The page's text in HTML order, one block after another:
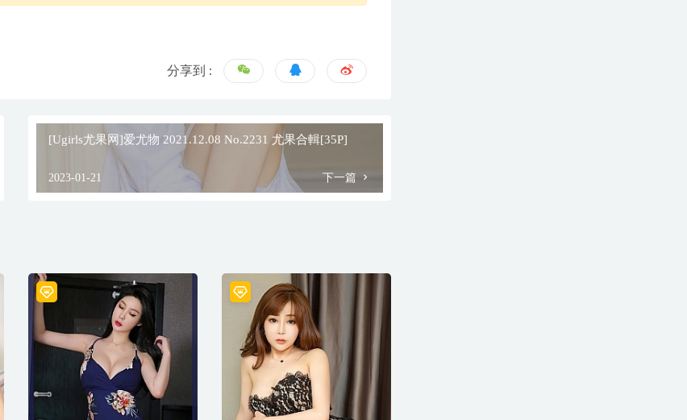
分享到 :
[Ugirls尤果网]爱尤物 2021.12.08 No.2231 尤果合輯[35P]
2023-01-21 下一篇